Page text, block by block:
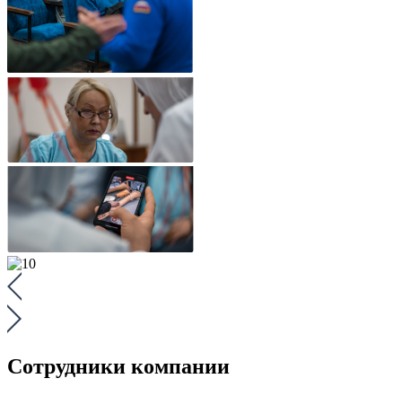
Сотрудники компании